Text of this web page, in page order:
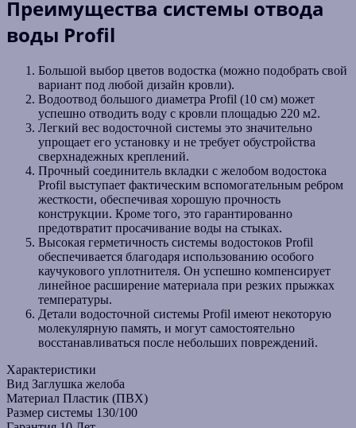
Преимущества системы отвода
воды Profil
Большой выбор цветов водостка (можно подобрать свой
вариант под любой дизайн кровли).
Водоотвод большого диаметра Profil (10 см) может
успешно отводить воду с кровли площадью 220 м2.
Легкий вес водосточной системы это значительно
упрощает его установку и не требует обустройства
сверхнадежных креплений.
Прочный соединитель вкладки с желобом водостока
Profil выступает фактическим вспомогательным ребром
жесткости, обеспечивая хорошую прочность
конструкции. Кроме того, это гарантированно
предотвратит просачивание воды на стыках.
Высокая герметичность системы водостоков Profil
обеспечивается благодаря использованию особого
каучукового уплотнителя. Он успешно компенсирует
линейное расширение материала при резких прыжках
температуры.
Детали водосточной системы Profil имеют некоторую
молекулярную память, и могут самостоятельно
восстанавливаться после небольших повреждений.
Характеристики
Вид Заглушка желоба
Материал Пластик (ПВХ)
Размер системы 130/100